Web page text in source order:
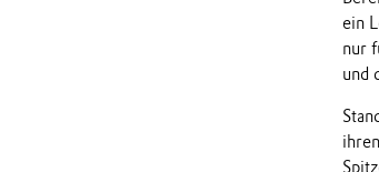
ein
nur
und